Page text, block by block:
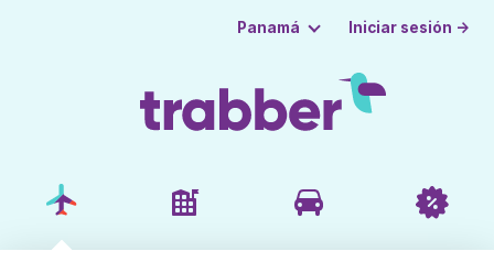
Panamá Iniciar sesión →